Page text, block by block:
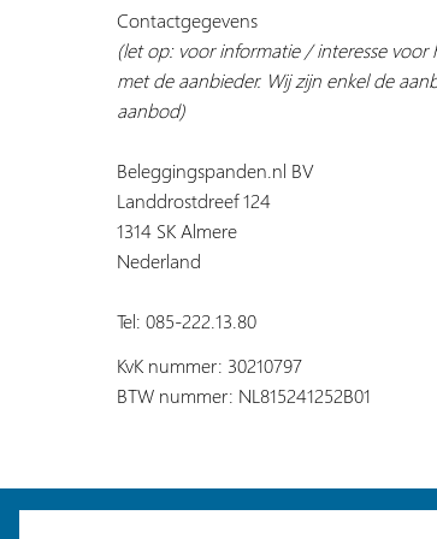
Contactgegevens
(let op: voor informatie / interesse
met de aanbieder. Wij zijn enkel de
aanbod)
Beleggingspanden.nl BV
Landdrostdreef 124
1314 SK Almere
Nederland
Tel: 085-222.13.80
KvK nummer: 30210797
BTW nummer: NL815241252B01